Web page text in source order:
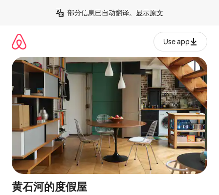
部分信息已自动翻译。 显示原文
Use app
黄石河的度假屋